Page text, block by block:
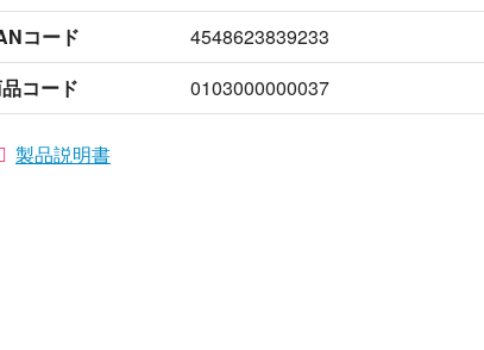
コード
4548623839233
コード
0103000000037
製品説明書